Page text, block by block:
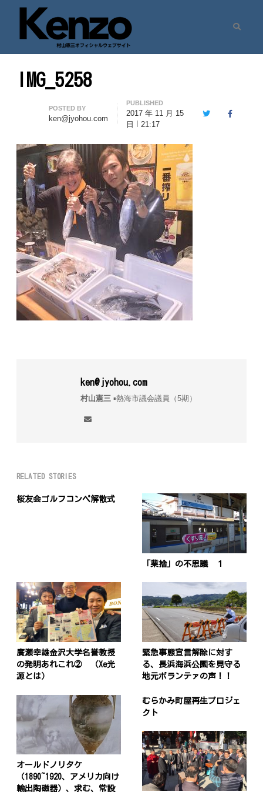
七転八起 – 村山憲三 Official Site
村山憲三ウェブサイト
IMG_5258
Author
POSTED BY
ken@jyohou.com
PUBLISHED
2017 年 11 月 15
日
21:17
TwitterFacebook
ken@jyohou.com
村山憲三▪︎熱海市議会議員（5期）
RELATED STORIES
桜友会ゴルフコンペ解散式
「業捨」の不思議 １
廣瀬幸雄金沢大学名誉教授
の発明あれこれ② （Xe光
源とは）
緊急事態宣言解除に対す
る、長浜海浜公園を見守る
地元ボランテァの声！！
オールドノリタケ
（1890~1920、アメリカ向け
輸出陶磁器）、求む、常設
むらかみ町屋再生プロジェ
クト